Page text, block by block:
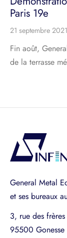
Paris 19e
21 septembre 2021
Fin août,
de la terrasse
General Metal
et ses bureaux
3, rue des
95500 Gonesse